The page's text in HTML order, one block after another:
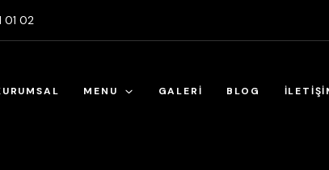
01 02
MENU GALERİ BLOG